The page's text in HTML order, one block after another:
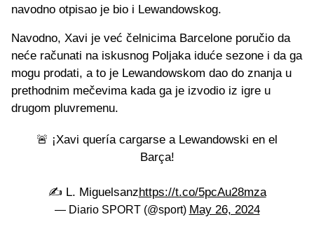
navodno otpisao je bio i Lewandowskog.
Navodno, Xavi je već čelnicima Barcelone poručio da
neće računati na iskusnog Poljaka iduće sezone i da ga
mogu prodati, a to je Lewandowskom dao do znanja u
prethodnim mečevima kada ga je izvodio iz igre u
drugom pluvremenu.
🚨 ¡Xavi quería cargarse a Lewandowski en el
Barça!
✍️ L. Miguelsanzhttps://t.co/5pcAu28mza
— Diario SPORT (@sport) May 26, 2024